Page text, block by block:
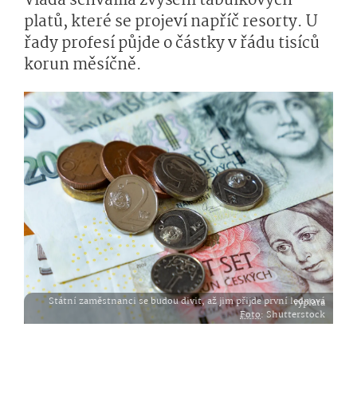
platů, které se projeví napříč resorty. U
řady profesí půjde o částky v řádu tisíců
korun měsíčně.
Státní zaměstnanci se budou divit, až jim přijde první lednová výplata
Foto: Shutterstock